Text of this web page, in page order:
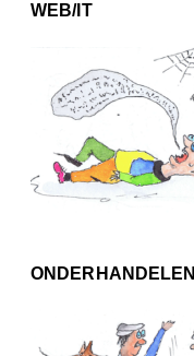
WEB/IT
ONDERHANDELEN